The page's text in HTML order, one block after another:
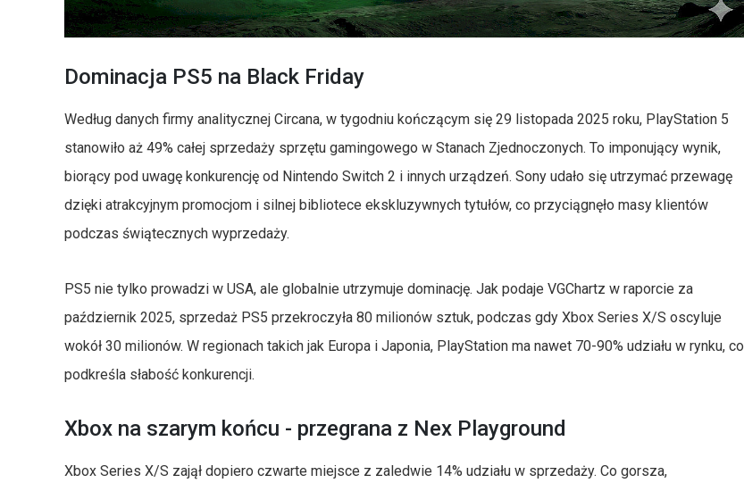
Dominacja PS5 na Black Friday
Według danych firmy analitycznej Circana, w tygodniu kończącym się 29 listopada 2025 roku, PlayStation 5
stanowiło aż 49% całej sprzedaży sprzętu gamingowego w Stanach Zjednoczonych. To imponujący wynik,
biorący pod uwagę konkurencję od Nintendo Switch 2 i innych urządzeń. Sony udało się utrzymać przewagę
dzięki atrakcyjnym promocjom i silnej bibliotece ekskluzywnych tytułów, co przyciągnęło masy klientów
podczas świątecznych wyprzedaży.
PS5 nie tylko prowadzi w USA, ale globalnie utrzymuje dominację. Jak podaje VGChartz w raporcie za
październik 2025, sprzedaż PS5 przekroczyła 80 milionów sztuk, podczas gdy Xbox Series X/S oscyluje
wokół 30 milionów. W regionach takich jak Europa i Japonia, PlayStation ma nawet 70-90% udziału w rynku, co
podkreśla słabość konkurencji.
Xbox na szarym końcu - przegrana z Nex Playground
Xbox Series X/S zajął dopiero czwarte miejsce z zaledwie 14% udziału w sprzedaży. Co gorsza,